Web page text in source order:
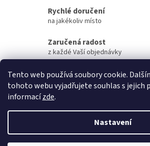
Tento web používá soubory cookie.
tohoto webu vyjadřujete souhlas s jejich
informacízde.
Nastavení
Rychlé doručení
na jakékoliv místo
Zaručená radost
z každé Vaší objednávky
Zaručené otevření
Vaší objednávky na streamu
Vytvořil Shoptet